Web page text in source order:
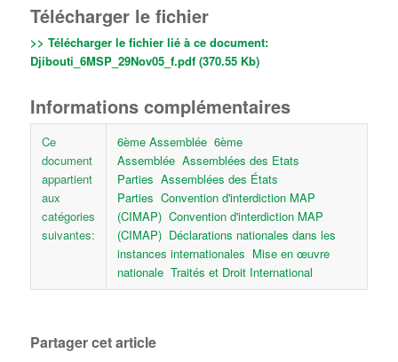
Télécharger le fichier
>> Télécharger le fichier lié à ce document:
Djibouti_6MSP_29Nov05_f.pdf (370.55 Kb)
Informations complémentaires
Ce
document
appartient
aux
catégories
suivantes:
6ème Assemblée 6ème
Assemblée Assemblées des Etats
Parties Assemblées des États
Parties Convention d'interdiction MAP
(CIMAP) Convention d'interdiction MAP
(CIMAP) Déclarations nationales dans les
instances internationales Mise en œuvre
nationale Traités et Droit International
Partager cet article